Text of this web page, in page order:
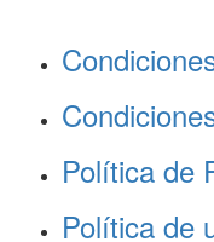
Política de
Política de